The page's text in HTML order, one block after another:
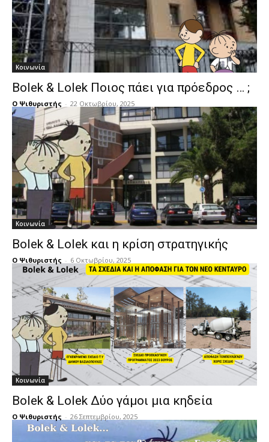
Κοινωνία
Bolek & Lolek Ποιος πάει για πρόεδρος … ;
Ο Ψιθυριστής - 22 Οκτωβρίου, 2025
Κοινωνία
Bolek & Lolek και η κρίση στρατηγικής
Ο Ψιθυριστής - 6 Οκτωβρίου, 2025
Κοινωνία
Bolek & Lolek Δύο γάμοι μια κηδεία
Ο Ψιθυριστής - 26 Σεπτεμβρίου, 2025